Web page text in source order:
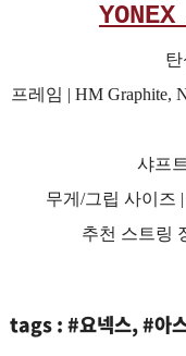
프레임 | HM Graphite,
샤프
무게/그립 사이즈 |
추천 스트링
tags : #요넥스, #아